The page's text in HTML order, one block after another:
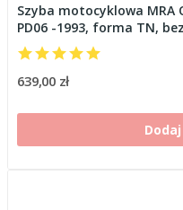
Szyba motocyklowa MRA
PD06 -1993, forma TN,
639,00 zł